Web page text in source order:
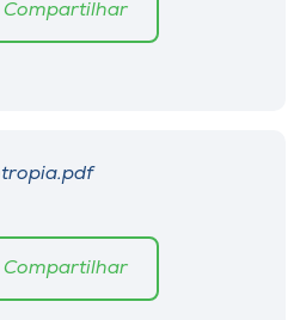
Compartilhar
Compartilhar